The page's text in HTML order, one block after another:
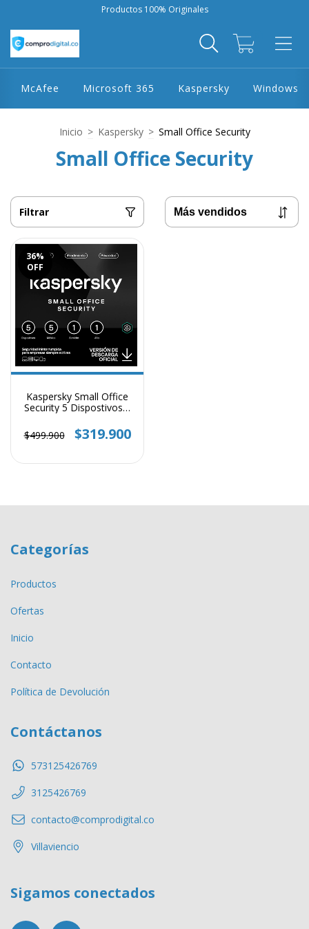
Productos 100% Originales
McAfee Microsoft 365 Kaspersky Windows
Inicio > Kaspersky > Small Office Security
Small Office Security
Filtrar
36%
OFF
Kaspersky Small Office
Security 5 Dispostivos 1
$499.900
$319.900
Categorías
Productos
Ofertas
Inicio
Contacto
Política de Devolución
Contáctanos
573125426769
3125426769
contacto@comprodigital.co
Villaviencio
Sigamos conectados